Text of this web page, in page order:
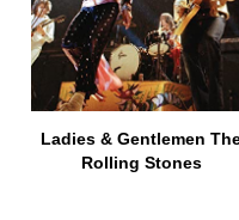
Ladies & Gentlemen
Rolling Stones